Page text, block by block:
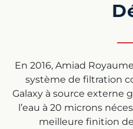
En 2016, Amiad
système de filtration
Galaxy à source externe
l’eau à 20 microns
meilleure finition